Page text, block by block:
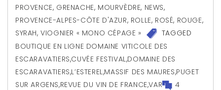
PROVENCE, GRENACHE, MOURVÈDRE, NEWS,
PROVENCE-ALPES-CÔTE D'AZUR, ROLLE, ROSÉ, ROUGE,
SYRAH,VIOGNIER « MONO CÉPAGE »
TAGGED
BOUTIQUE EN LIGNE DOMAINE VITICOLE DES
ESCARAVATIERS,CUVÉE FESTIVAL,DOMAINE DES
ESCARAVATIERS,L’ESTEREL,MASSIF DES MAURES,PUGET
SUR ARGENS,REVUE DU VIN DE FRANCE,VAR
4